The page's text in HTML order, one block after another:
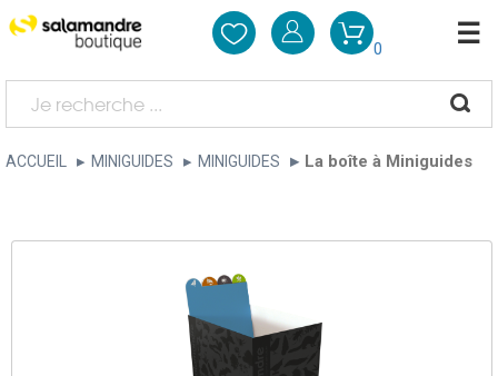
0
ACCUEIL MINIGUIDES MINIGUIDES La boîte à Miniguides